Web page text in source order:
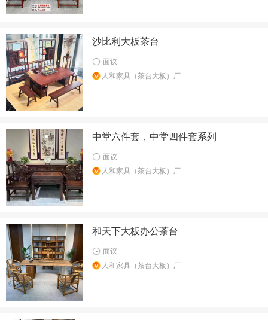
沙比利大板茶台
面议
人和家具（茶台大板）厂
中堂六件套，中堂四件套系列
面议
人和家具（茶台大板）厂
和天下大板办公茶台
面议
人和家具（茶台大板）厂